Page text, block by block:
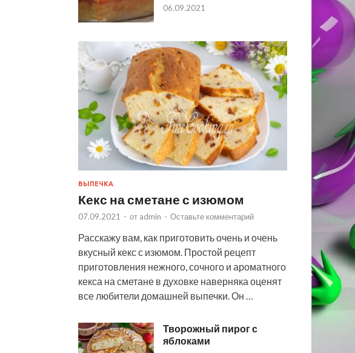
06.09.2021
ВЫПЕЧКА
Кекс на сметане с изюмом
07.09.2021 - от admin - Оставьте комментарий
Расскажу вам, как приготовить очень и очень
вкусный кекс с изюмом. Простой рецепт
приготовления нежного, сочного и ароматного
кекса на сметане в духовке наверняка оценят
все любители домашней выпечки. Он …
Творожный пирог с
яблоками